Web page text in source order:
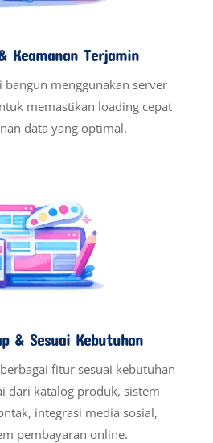
Keamanan Terjamin
bangun menggunakan server
memastikan loading cepat
data yang optimal.
& Sesuai Kebutuhan
fitur sesuai kebutuhan
dari katalog produk, sistem
integrasi media sosial,
pembayaran online.